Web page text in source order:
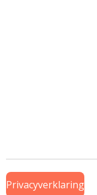
Privacyverklaring